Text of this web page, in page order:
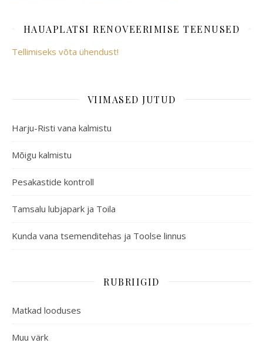
HAUAPLATSI RENOVEERIMISE TEENUSED
Tellimiseks võta ühendust!
VIIMASED JUTUD
Harju-Risti vana kalmistu
Mõigu kalmistu
Pesakastide kontroll
Tamsalu lubjapark ja Toila
Kunda vana tsemenditehas ja Toolse linnus
RUBRIIGID
Matkad looduses
Muu värk